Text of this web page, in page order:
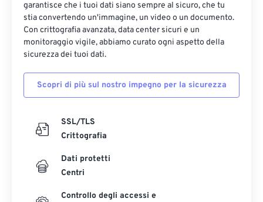
garantisce che i tuoi dati siano sempre al sicuro, che tu
stia convertendo un'immagine, un video o un documento.
Con crittografia avanzata, data center sicuri e un
monitoraggio vigile, abbiamo curato ogni aspetto della
sicurezza dei tuoi dati.
Scopri di più sul nostro impegno per la sicurezza
SSL/TLS
Crittografia
Dati protetti
Centri
Controllo degli accessi e